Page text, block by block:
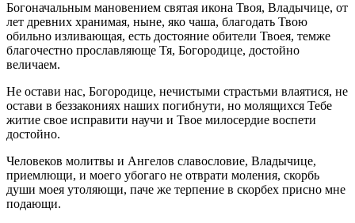
Богоначальным мановением святая икона Твоя, Владычице, от
лет древних хранимая, ныне, яко чаша, благодать Твою
обильно изливающая, есть достояние обители Твоея, темже
благочестно прославляюще Тя, Богородице, достойно
величаем.
Не остави нас, Богородице, нечистыми страстьми влаятися, не
остави в беззакониях наших погибнути, но молящихся Тебе
житие свое исправити научи и Твое милосердие воспети
достойно.
Человеков молитвы и Ангелов славословие, Владычице,
приемлющи, и моего убогаго не отврати моления, скорбь
души моея утоляющи, паче же терпение в скорбех присно мне
подающи.